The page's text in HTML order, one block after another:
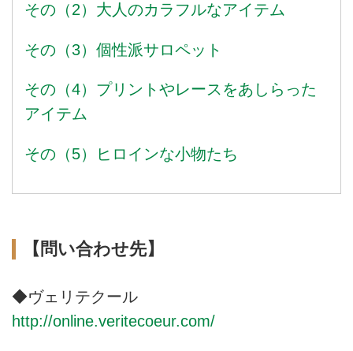
その（2）大人のカラフルなアイテム
その（3）個性派サロペット
その（4）プリントやレースをあしらった
アイテム
その（5）ヒロインな小物たち
【問い合わせ先】
◆ヴェリテクール
http://online.veritecoeur.com/